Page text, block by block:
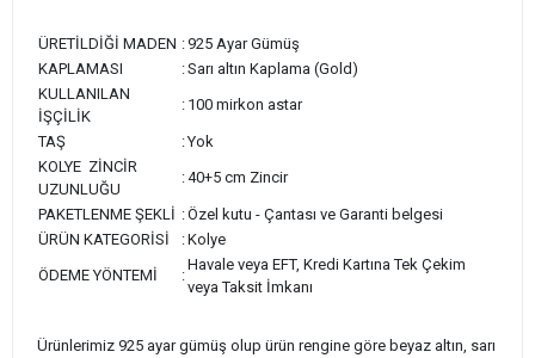
ÜRETİLDİĞİ MADEN :925 Ayar Gümüş
KAPLAMASI
:Sarı altın Kaplama (Gold)
KULLANILAN
İŞÇİLİK
: 100 mirkon astar
TAŞ :Yok
KOLYE ZİNCİR
UZUNLUĞU
:40+5 cm Zincir
PAKETLENME ŞEKLİ :Özel kutu - Çantası ve Garanti belgesi
ÜRÜN KATEGORİSİ
:Kolye
ÖDEME YÖNTEMİ
:
Havale veya EFT, Kredi Kartına Tek Çekim
veya Taksit İmkanı
Ürünlerimiz 925 ayar gümüş olup ürün rengine göre beyaz altın, sarı